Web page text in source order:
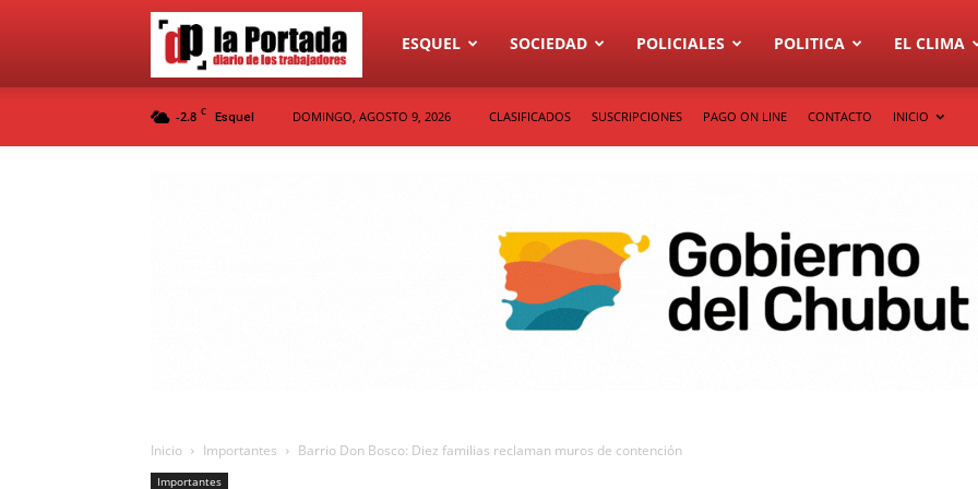
Diario
ESQUEL SOCIEDAD POLICIALES POLITICA EL CLIMA
-2.8 C Esquel DOMINGO, AGOSTO 9, 2026 CLASIFICADOS SUSCRIPCIONES PAGO ON LINE CONTACTO INICIO
Inicio Importantes Barrio Don Bosco: Diez familias reclaman muros de contención
Importantes